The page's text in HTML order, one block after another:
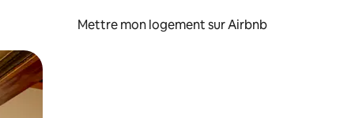
Mettre mon logement sur Airbnb